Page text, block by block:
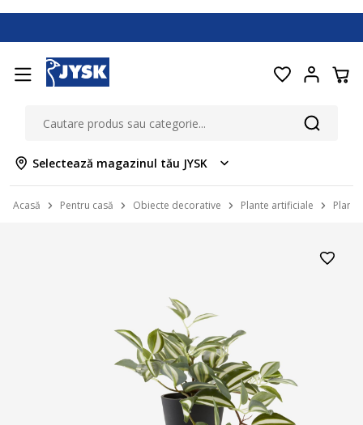
Selectează magazinul tău JYSK
Acasă Pentru casă Obiecte decorative Plante artificiale